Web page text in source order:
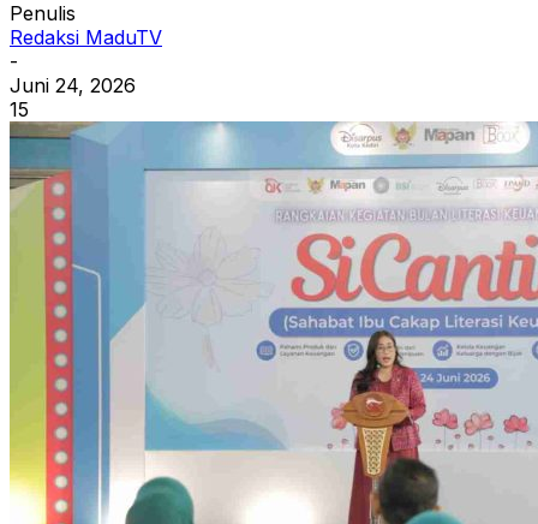
Penulis
Redaksi MaduTV
-
Juni 24, 2026
15